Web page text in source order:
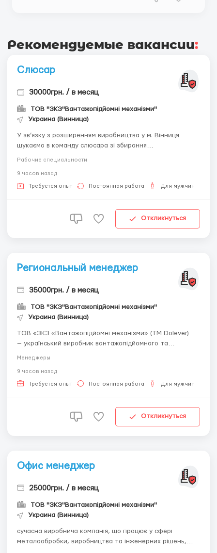
Рекомендуемые вакансии:
Слюсар
30000грн. / в месяц
ТОВ "ЗКЗ"Вантажопідйомні механізми"
Украина (Винница)
У зв’язку з розширенням виробництва у м. Вінниця
шукаємо в команду слюсара зі збирання
металоконструкцій Основні обов’язки: 😎 Збирання
вимогами; Перевірка якості та правильності збирання
конструкцій; Розмітка, підгонка та п...
Рабочие специальности
9 часов назад
Требуется опыт Постоянная работа Для мужчин
Откликнуться
Региональный менеджер
35000грн. / в месяц
ТОВ "ЗКЗ"Вантажопідйомні механізми"
Украина (Винница)
ТОВ «ЗКЗ «Вантажопідйомні механізми» (ТМ Dolever)
— український виробник вантажопідйомного та
роботи, зварювання). Посилання на сторінку компанії
для ознайомлення ...
Менеджеры
9 часов назад
Требуется опыт Постоянная работа Для мужчин
Откликнуться
Офис менеджер
25000грн. / в месяц
ТОВ "ЗКЗ"Вантажопідйомні механізми"
Украина (Винница)
сучасна виробнича компанія, що працює у сфері
металообробки, виробництва та інженерних рішень,